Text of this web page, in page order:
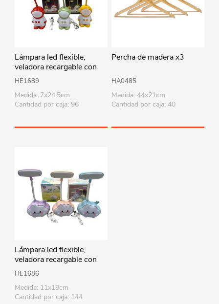
Lámpara led flexible,
veladora recargable con
cable USB, astronauta en
caja varios colores
HE1689
Medida: 7x24,5cm
Cantidad por caja: 96
Percha de madera x3
HA0485
Medida: 44x21cm
Cantidad por caja: 40
Lámpara led flexible,
veladora recargable con
cable USB, nube en caja
varios colores
HE1686
Medida: 11x18cm
Cantidad por caja: 144